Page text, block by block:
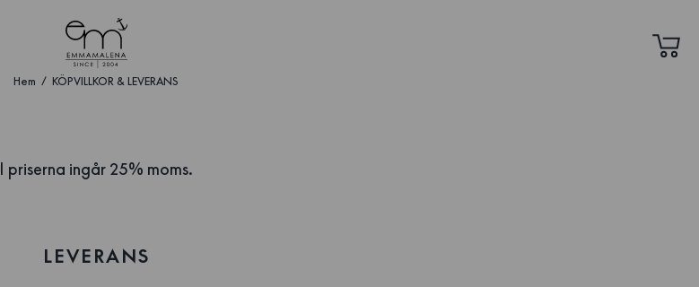
Hem KÖPVILLKOR & LEVERANS
I priserna ingår 25% moms.
LEVERANS